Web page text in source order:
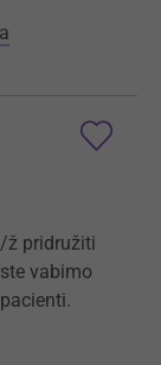
ž pridružiti
vabimo